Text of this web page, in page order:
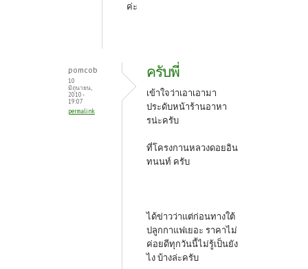
ค่ะ
pomcob
10
มิถุนายน,
2010 -
19:07
permalink
ครับพี่
เข้าใจว่าเอาเอามา
ประดับหน้าร้านอาหา
รน่ะครับ
ที่โครงกานหลวงดอยอิน
ทนนท์ ครับ
ได้ข่าวว่าแต่ก่อนทางใต้
ปลูกกาแฟเยอะ ราคาไม่
ค่อยดีทุกวันนี้ไม่รู้เป็นยัง
ไง บ้างล่ะครับ